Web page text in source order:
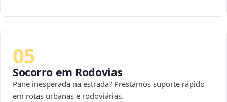
05
Socorro em Rodovias
Pane inesperada na estrada? Prestamos suporte rápido
em rotas urbanas e rodoviárias.